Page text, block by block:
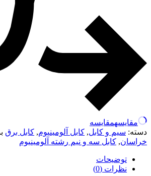
مقایسهمقایسه
دسته: سیم و کابل, کابل آلومینیوم, کابل برق
خراسان, کابل سه و نیم رشته آلومینیوم
توضیحات
نظرات (0)